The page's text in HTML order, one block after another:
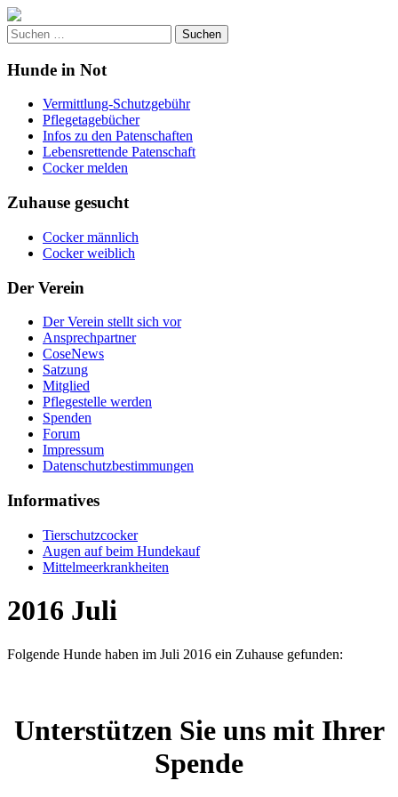
Skip
to
content
Suche
nach:
Hunde in Not
Vermittlung-Schutzgebühr
Pflegetagebücher
Infos zu den Patenschaften
Lebensrettende Patenschaft
Cocker melden
Zuhause gesucht
Cocker männlich
Cocker weiblich
Der Verein
Der Verein stellt sich vor
Ansprechpartner
CoseNews
Satzung
Mitglied
Pflegestelle werden
Spenden
Forum
Impressum
Datenschutzbestimmungen
Informatives
Tierschutzcocker
Augen auf beim Hundekauf
Mittelmeerkrankheiten
2016 Juli
Folgende Hunde haben im Juli 2016 ein Zuhause gefunden:
Unterstützen Sie uns mit Ihrer
Spende